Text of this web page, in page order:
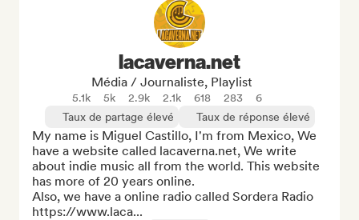
lacaverna.net
Média / Journaliste, Playlist
5.1k 5k 2.9k 2.1k 618 283
6
Taux de partage élevé
Taux de réponse élevé
My name is Miguel Castillo, I'm from Mexico, We
have a website called lacaverna.net, We write
about indie music all from the world. This website
has more of 20 years online.
Also, we have a online radio called Sordera Radio
https://www.laca...